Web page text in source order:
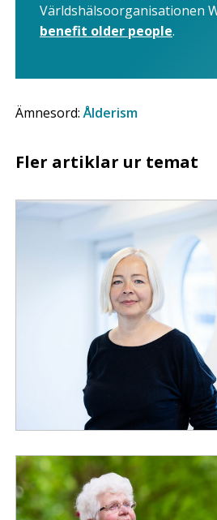
Världshälsoorganisationen
benefit older people.
Ämnesord:Ålderism
Fler artiklar ur temat